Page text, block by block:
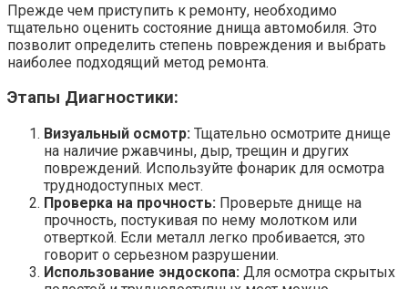
Прежде чем приступить к ремонту, необходимо
тщательно оценить состояние днища автомобиля. Это
позволит определить степень повреждения и выбрать
наиболее подходящий метод ремонта.
Этапы Диагностики:
Визуальный осмотр: Тщательно осмотрите днище
на наличие ржавчины, дыр, трещин и других
повреждений. Используйте фонарик для осмотра
труднодоступных мест.
Проверка на прочность: Проверьте днище на
прочность, постукивая по нему молотком или
отверткой. Если металл легко пробивается, это
говорит о серьезном разрушении.
Использование эндоскопа: Для осмотра скрытых